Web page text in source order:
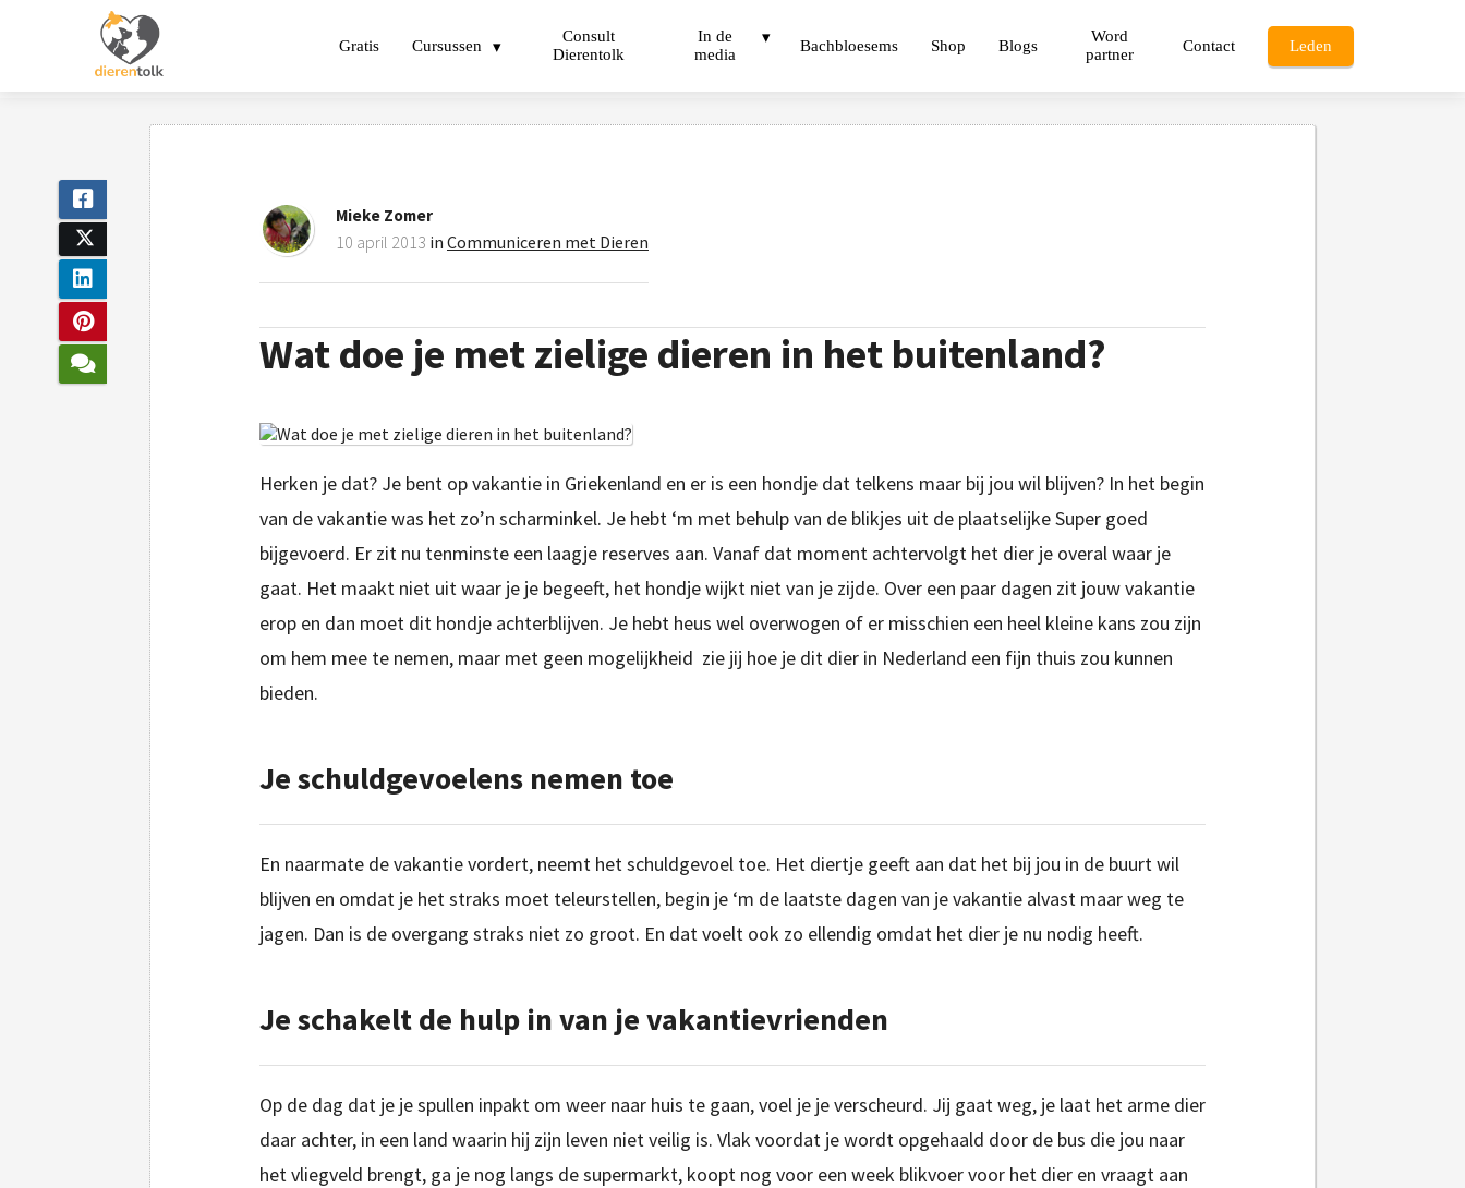
Gratis Cursussen
Consult
Dierentolk
In de
media
Bachbloesems Shop Blogs
Word
partner
Contact Leden
Mieke Zomer
10 april 2013 in Communiceren met Dieren
Wat doe je met zielige dieren in het buitenland?
Herken je dat? Je bent op vakantie in Griekenland en er is een hondje dat telkens maar bij jou wil blijven? In het begin
van de vakantie was het zo’n scharminkel. Je hebt ‘m met behulp van de blikjes uit de plaatselijke Super goed
bijgevoerd. Er zit nu tenminste een laagje reserves aan. Vanaf dat moment achtervolgt het dier je overal waar je
gaat. Het maakt niet uit waar je je begeeft, het hondje wijkt niet van je zijde. Over een paar dagen zit jouw vakantie
erop en dan moet dit hondje achterblijven. Je hebt heus wel overwogen of er misschien een heel kleine kans zou zijn
om hem mee te nemen, maar met geen mogelijkheid zie jij hoe je dit dier in Nederland een fijn thuis zou kunnen
bieden.
Je schuldgevoelens nemen toe
En naarmate de vakantie vordert, neemt het schuldgevoel toe. Het diertje geeft aan dat het bij jou in de buurt wil
blijven en omdat je het straks moet teleurstellen, begin je ‘m de laatste dagen van je vakantie alvast maar weg te
jagen. Dan is de overgang straks niet zo groot. En dat voelt ook zo ellendig omdat het dier je nu nodig heeft.
Je schakelt de hulp in van je vakantievrienden
Op de dag dat je je spullen inpakt om weer naar huis te gaan, voel je je verscheurd. Jij gaat weg, je laat het arme dier
daar achter, in een land waarin hij zijn leven niet veilig is. Vlak voordat je wordt opgehaald door de bus die jou naar
het vliegveld brengt, ga je nog langs de supermarkt, koopt nog voor een week blikvoer voor het dier en vraagt aan